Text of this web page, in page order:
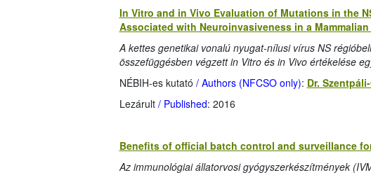
In Vitro and in Vivo Evaluation of Mutations in the
Associated with Neuroinvasiveness in a Mammalian
A kettes genetikai vonalú nyugat-nílusi vírus NS
összefüggésben végzett in Vitro és in Vivo értékelése
NÉBIH-es kutató / Authors (NFCSO only): Dr.
Lezárult / Published: 2016
Benefits of official batch control and surveillance
Az immunológiai állatorvosi gyógyszerkészítmények